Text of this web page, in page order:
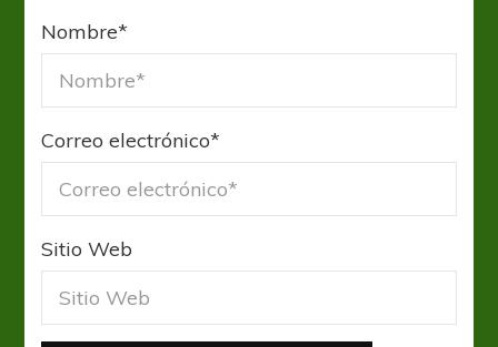
Nombre*
Correo electrónico*
Sitio Web